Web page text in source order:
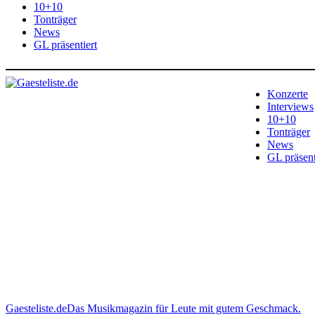
10+10
Tonträger
News
GL präsentiert
Konzerte
Interviews
10+10
Tonträger
News
GL
Gaesteliste.deDas Musikmagazin für Leute mit gutem Geschmack.